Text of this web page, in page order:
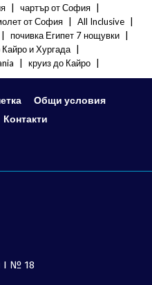
| чартър от София |
от София | All Inclusive |
| почивка Египет 7 нощувки |
Кайро и Хургада |
| круиз до Кайро |
Общи условия
Контакти
I № 18